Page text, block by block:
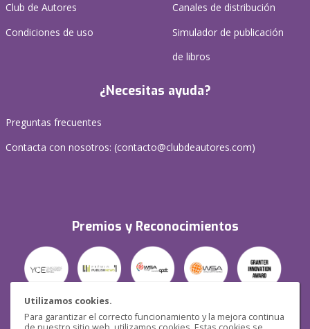
Utilizamos cookies.
Para garantizar el correcto funcionamiento y la mejora continua
Club de Autores
Condiciones de uso
Canales de distribución
Simulador de publicación
de libros
¿Necesitas ayuda?
Preguntas frecuentes
Contacta con nosotros: (contacto@clubdeautores.com)
Premios y Reconocimientos
Seguridad